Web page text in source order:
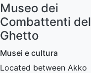
Museo dei
Combattenti del
Ghetto
Musei e cultura
Located between Akko